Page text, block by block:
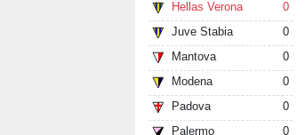
Hellas Verona
0
Juve Stabia
0
Mantova
0
Modena
0
Padova
0
Palermo
0